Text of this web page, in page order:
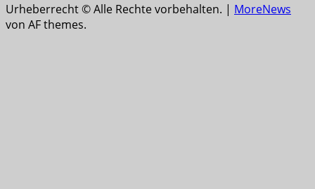
Urheberrecht © Alle Rechte vorbehalten. | MoreNews
von AF themes.